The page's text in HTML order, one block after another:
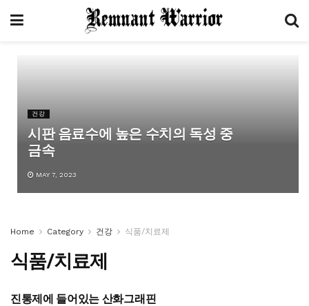
건강
시판 음료수에 높은 수치의 독성 중
금속
MAY 7, 2023
Home Category 건강 식품/치료제
식품/치료제
건강
진통제에 들어있는 산화그래핀